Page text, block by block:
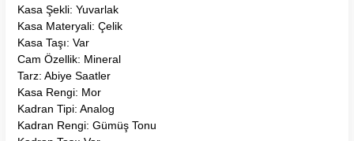
Kasa Şekli: Yuvarlak
Kasa Materyali: Çelik
Kasa Taşı: Var
Cam Özellik: Mineral
Tarz: Abiye Saatler
Kasa Rengi: Mor
Kadran Tipi: Analog
Kadran Rengi: Gümüş Tonu